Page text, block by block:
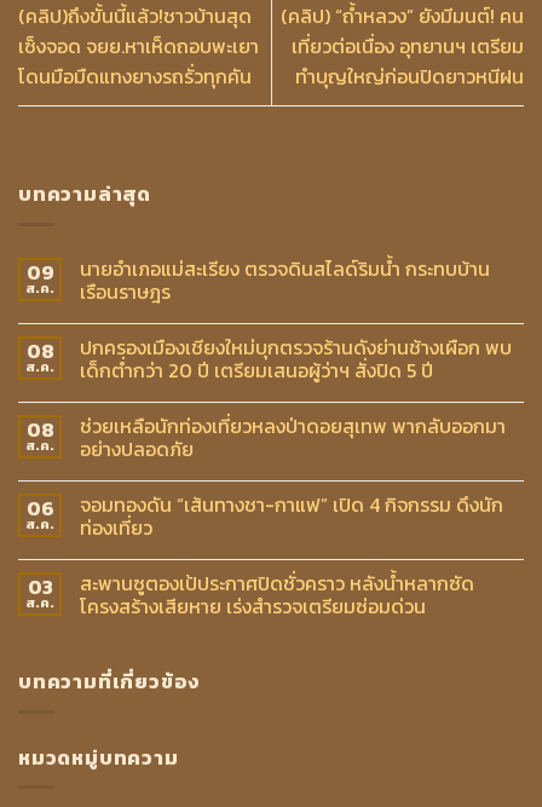
(คลิป)ถึงขั้นนี้แล้ว!ชาวบ้านสุด
เซ็งจอด จยย.หาเห็ดถอบพะเยา
โดนมือมืดแทงยางรถรั่วทุกคัน
(คลิป) “ถ้ำหลวง” ยังมีมนต์! คน
เที่ยวต่อเนื่อง อุทยานฯ เตรียม
ทำบุญใหญ่ก่อนปิดยาวหนีฝน
บทความล่าสุด
09
ส.ค.
นายอำเภอแม่สะเรียง ตรวจดินสไลด์ริมน้ำ กระทบบ้าน
เรือนราษฎร
08
ส.ค.
ปกครองเมืองเชียงใหม่บุกตรวจร้านดังย่านช้างเผือก พบ
เด็กต่ำกว่า 20 ปี เตรียมเสนอผู้ว่าฯ สั่งปิด 5 ปี
08
ส.ค.
ช่วยเหลือนักท่องเที่ยวหลงป่าดอยสุเทพ พากลับออกมา
อย่างปลอดภัย
06
ส.ค.
จอมทองดัน “เส้นทางชา-กาแฟ” เปิด 4 กิจกรรม ดึงนัก
ท่องเที่ยว
03
ส.ค.
สะพานซูตองเป้ประกาศปิดชั่วคราว หลังน้ำหลากซัด
โครงสร้างเสียหาย เร่งสำรวจเตรียมซ่อมด่วน
บทความที่เกี่ยวข้อง
หมวดหมู่บทความ